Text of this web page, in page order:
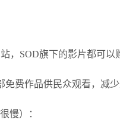
， SOD旗下的影片都可以
免费作品供民众观看，减少
慢）：